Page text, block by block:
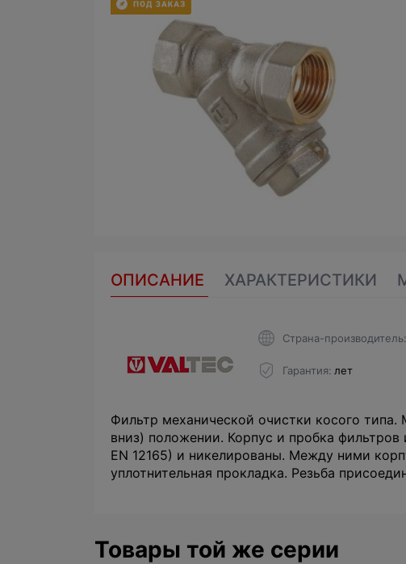
ОПИСАНИЕ ХАРАКТЕРИСТИКИ
Страна-производитель
Гарантия лет
Фильтр механической очистки косого
вниз) положении. Корпус и пробка
EN 12165) и никелированы. Между ними
уплотнительная прокладка. Резьба
Товары той же серии